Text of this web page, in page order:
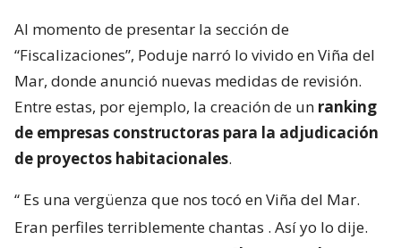
Al momento de presentar la sección de
“Fiscalizaciones”, Poduje narró lo vivido en Viña del
Mar, donde anunció nuevas medidas de revisión.
Entre estas, por ejemplo, la creación de un ranking
de empresas constructoras para la adjudicación
de proyectos habitacionales.
“ Es una vergüenza que nos tocó en Viña del Mar.
Eran perfiles terriblemente chantas . Así yo lo dije.